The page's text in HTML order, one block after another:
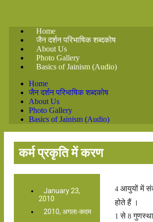
Home
जैन दर्शन परिभाषिक शब्दकोष
About Us
Photo Gallery
Basics of Jainism (Audio)
Home
जैन दर्शन परिभाषिक शब्दकोष
About Us
Photo Gallery
Basics of Jainism (Audio)
कर्म प्रकृति में करण
January 23,
2010
2010, अगला-कदम
4आयुयों में
होते हैं ।
1 से 8